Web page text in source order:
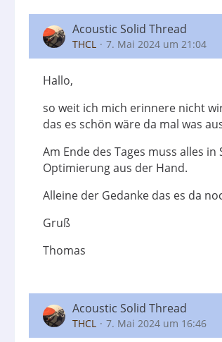
Acoustic Solid Thread
THCL 7. Mai 2024 um 21:04
Hallo,
so weit ich mich erinnere nicht
das es schön wäre da mal was
Am Ende des Tages muss alles
Optimierung aus der Hand.
Alleine der Gedanke das es da
Gruß
Thomas
Acoustic Solid Thread
THCL 7. Mai 2024 um 16:46